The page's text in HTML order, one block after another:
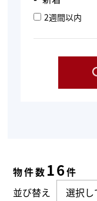
2週間以内
物件数 16件
並び替え